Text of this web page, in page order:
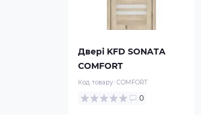
Двері KFD SONATA
COMFORT
Код товару: COMFORT
0